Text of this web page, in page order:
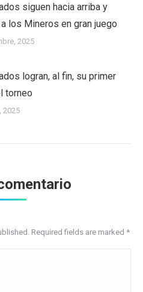
siguen hacia arriba y
los Mineros en gran juego
2025
logran, al fin, su primer
torneo
2025
Required fields are marked *